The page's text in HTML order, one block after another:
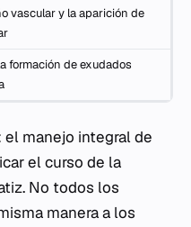
vascular y la aparición de
formación de exudados
manejo integral de
el curso de la
No todos los
manera a los